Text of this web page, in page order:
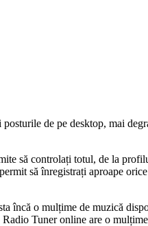
de pe desktop, mai
să controlați totul, de la
să înregistrați aproape
încă o mulțime de muzică
Tuner online are o